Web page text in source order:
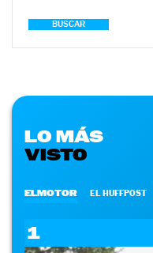
BUSCAR
LO MÁS
VISTO
ELMOTOR EL HUFFPOST
1